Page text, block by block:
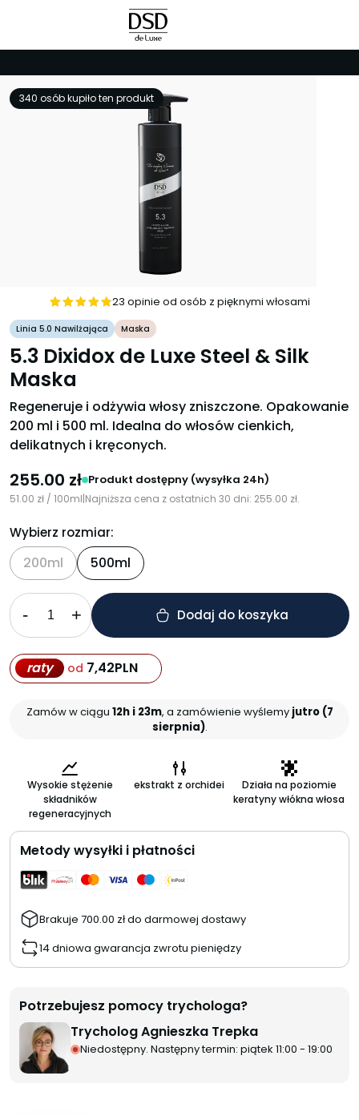
340 osób kupiło ten produkt
4.8239130434783
na 5
23 opinie od osób z pięknymi włosami
Linia 5.0 Nawilżająca Maska
5.3 Dixidox de Luxe Steel & Silk
Maska
Regeneruje i odżywia włosy zniszczone. Opakowanie
200 ml i 500 ml. Idealna do włosów cienkich,
delikatnych i kręconych.
255.00 zł Produkt dostępny (wysyłka 24h)
51.00 zł / 100ml|Najniższa cena z ostatnich 30 dni: 255.00 zł.
Wybierz rozmiar:
200ml 500ml
- + Dodaj do koszyka
raty od 7,42PLN
Zamów w ciągu 12h i 23m, a zamówienie wyślemy jutro (7
sierpnia).
Wysokie stężenie
składników
regeneracyjnych
ekstrakt z orchidei
Działa na poziomie
keratyny włókna włosa
Metody wysyłki i płatności
Brakuje 700.00 złdo darmowej dostawy
14 dniowa gwarancja zwrotu pieniędzy
Potrzebujesz pomocy trychologa?
Trycholog Agnieszka Trepka
Niedostępny. Następny termin: piątek 11:00 - 19:00